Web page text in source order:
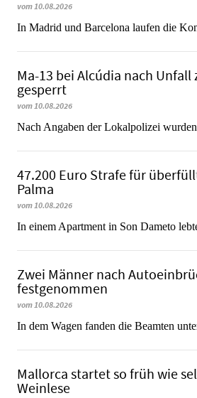
vom 10.08.2026
In Madrid und Barcelona laufen die
Ma-13 bei Alcúdia nach Unfall
gesperrt
vom 10.08.2026
Nach Angaben der Lokalpolizei wurden
47.200 Euro Strafe für
Palma
vom 10.08.2026
In einem Apartment in Son Dameto
Zwei Männer nach
festgenommen
vom 10.08.2026
In dem Wagen fanden die Beamten
Mallorca startet so früh wie
Weinlese